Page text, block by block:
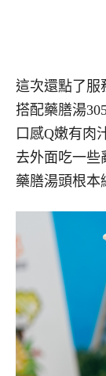
這次還點了服
搭配藥膳湯
口感Q嫩有肉
去外面吃一些
藥膳湯頭根本